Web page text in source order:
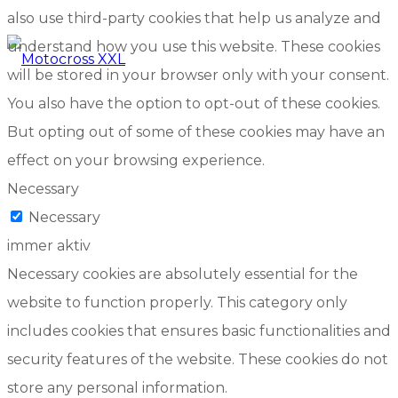
also use third-party cookies that help us analyze and
understand how you use this website. These cookies
will be stored in your browser only with your consent.
You also have the option to opt-out of these cookies.
But opting out of some of these cookies may have an
effect on your browsing experience.
Necessary
Necessary
immer aktiv
Necessary cookies are absolutely essential for the
website to function properly. This category only
includes cookies that ensures basic functionalities and
security features of the website. These cookies do not
store any personal information.